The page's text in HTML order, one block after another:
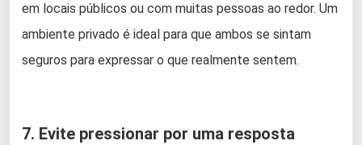
em locais públicos ou com muitas pessoas ao redor. Um
ambiente privado é ideal para que ambos se sintam
seguros para expressar o que realmente sentem.
7. Evite pressionar por uma resposta